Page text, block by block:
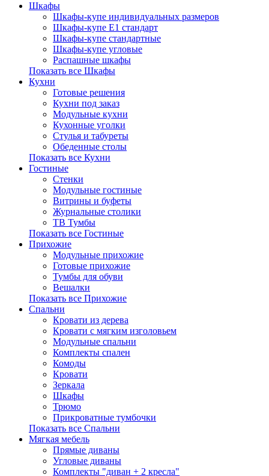
Шкафы
Шкафы-купе индивидуальных размеров
Шкафы-купе Е1 стандарт
Шкафы-купе стандартные
Шкафы-купе угловые
Распашные шкафы
Показать все Шкафы
Кухни
Готовые решения
Кухни под заказ
Модульные кухни
Кухонные уголки
Стулья и табуреты
Обеденные столы
Показать все Кухни
Гостиные
Стенки
Модульные гостиные
Витрины и буфеты
Журнальные столики
ТВ Тумбы
Показать все Гостиные
Прихожие
Модульные прихожие
Готовые прихожие
Тумбы для обуви
Вешалки
Показать все Прихожие
Спальни
Кровати из дерева
Кровати с мягким изголовьем
Модульные спальни
Комплекты спален
Комоды
Кровати
Зеркала
Шкафы
Трюмо
Прикроватные тумбочки
Показать все Спальни
Мягкая мебель
Прямые диваны
Угловые диваны
Комплекты "диван + 2 кресла"